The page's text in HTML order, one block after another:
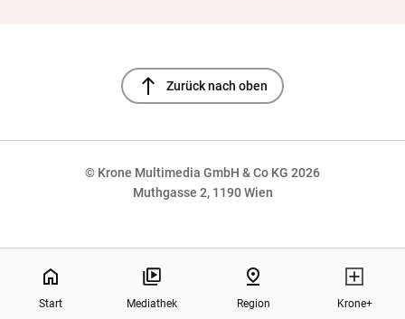
north Zurück nach oben
© Krone Multimedia GmbH & Co KG 2026
Muthgasse 2, 1190 Wien
home
Start Mediathek
pin_drop
Region Krone+
NaN%